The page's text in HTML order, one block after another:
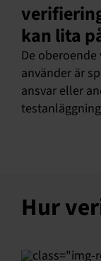
kan lita
De
använder är
ansvar eller
Hur